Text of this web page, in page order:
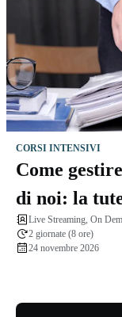
CORSI INTENSIVI
Come
di noi: la
Live Streaming, On
2 giornate (8 ore)
24 novembre 2026